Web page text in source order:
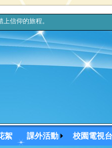
，踏上信仰的旅程。 上主
絮 課外活動 校園電視台